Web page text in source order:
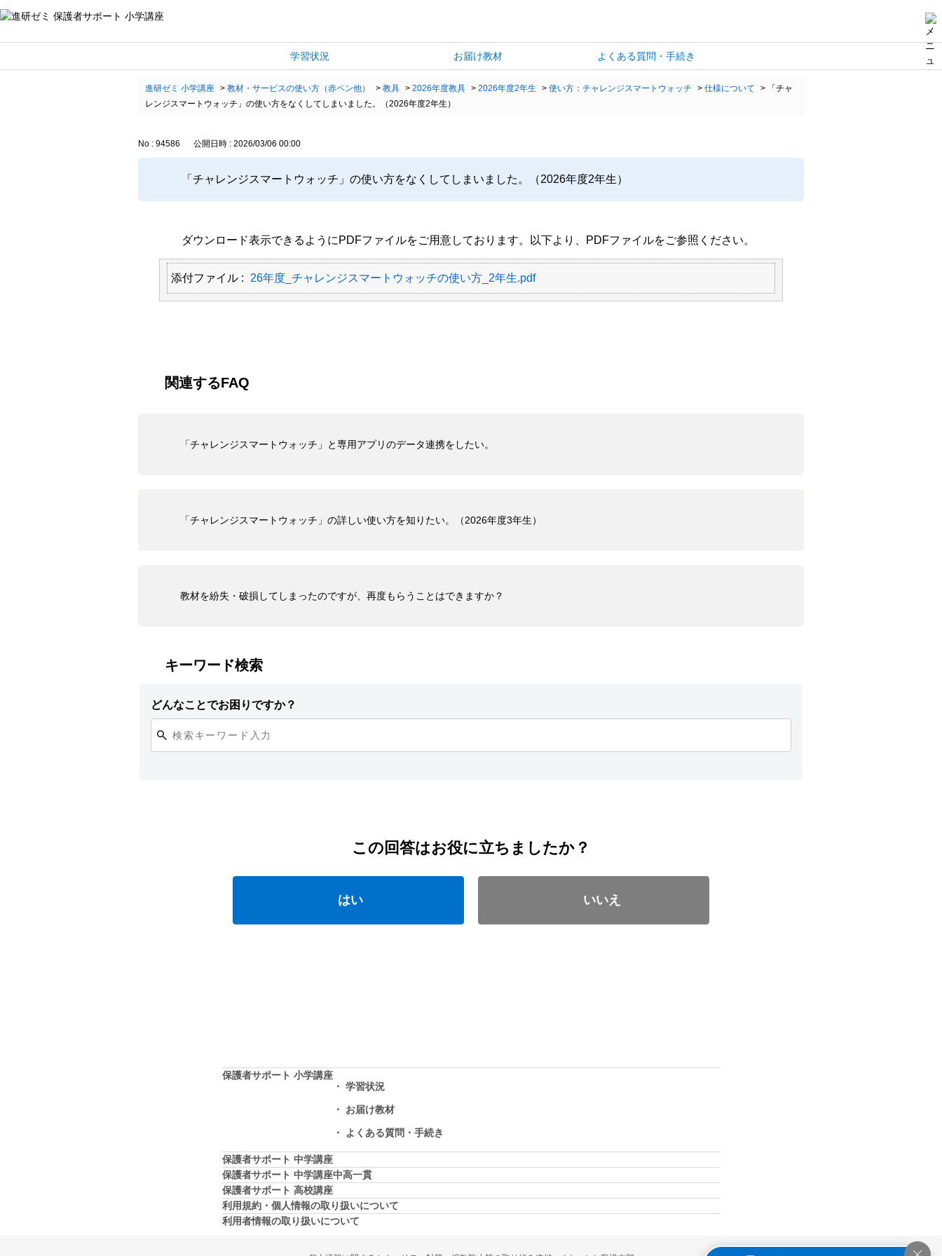
学習状況 お届け教材 よくある質問・手続き
進研ゼミ 小学講座 > 教材・サービスの使い方（赤ペン他） > 教具 > 2026年度教具 > 2026年度2年生 > 使い方：チャレンジスマートウォッチ > 仕様について >
「チャ
レンジスマートウォッチ」の使い方をなくしてしまいました。（2026年度2年生）
No : 94586 公開日時 : 2026/03/06 00:00
「チャレンジスマートウォッチ」の使い方をなくしてしまいました。（2026年度2年生）
ダウンロード表示できるようにPDFファイルをご用意しております。以下より、PDFファイルをご参照ください。
添付ファイル : 26年度_チャレンジスマートウォッチの使い方_2年生.pdf
関連するFAQ
「チャレンジスマートウォッチ」と専用アプリのデータ連携をしたい。
「チャレンジスマートウォッチ」の詳しい使い方を知りたい。（2026年度3年生）
教材を紛失・破損してしまったのですが、再度もらうことはできますか？
キーワード検索
どんなことでお困りですか？
この回答はお役に立ちましたか？
はい いいえ
保護者サポート 小学講座
学習状況
お届け教材
よくある質問・手続き
保護者サポート 中学講座
保護者サポート 中学講座中高一貫
保護者サポート 高校講座
利用規約・個人情報の取り扱いについて
利用者情報の取り扱いについて